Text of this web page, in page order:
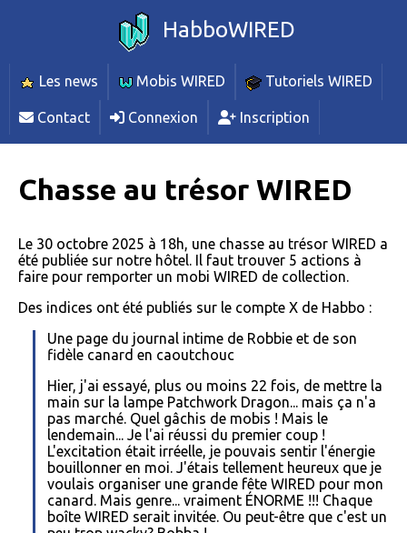
HabboWIRED
Les news Mobis WIRED Tutoriels WIRED
Contact Connexion Inscription
Chasse au trésor WIRED
Le 30 octobre 2025 à 18h, une chasse au trésor WIRED a
été publiée sur notre hôtel. Il faut trouver 5 actions à
faire pour remporter un mobi WIRED de collection.
Des indices ont été publiés sur le compte X de Habbo :
Une page du journal intime de Robbie et de son
fidèle canard en caoutchouc
Hier, j'ai essayé, plus ou moins 22 fois, de mettre la
main sur la lampe Patchwork Dragon... mais ça n'a
pas marché. Quel gâchis de mobis ! Mais le
lendemain... Je l'ai réussi du premier coup !
L'excitation était irréelle, je pouvais sentir l'énergie
bouillonner en moi. J'étais tellement heureux que je
voulais organiser une grande fête WIRED pour mon
canard. Mais genre... vraiment ÉNORME !!! Chaque
boîte WIRED serait invitée. Ou peut-être que c'est un